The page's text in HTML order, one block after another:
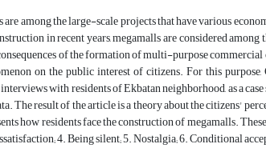
among the large-scale projects that have various
in recent years, megamalls are considered
of the formation of multi-purpose
on the public interest of citizens. For this
with residents of Ekbatan neighborhood, as a
The result of the article is a theory about the citizens'
how residents face the construction of megamalls.
4. Being silent; 5. Nostalgia; 6. Conditional